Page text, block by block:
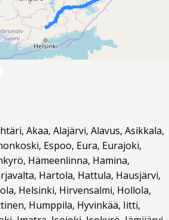
Akaa, Alajärvi, Alavus, Asikkala,
Espoo, Eura, Eurajoki,
Hämeenlinna, Hamina,
Hartola, Hattula, Hausjärvi,
Helsinki, Hirvensalmi, Hollola,
Humppila, Hyvinkää, Iitti,